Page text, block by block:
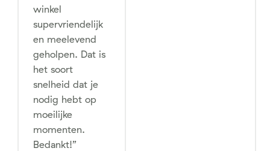
winkel
supervriendelijk
en meelevend
geholpen. Dat is
het soort
snelheid dat je
nodig hebt op
moeilijke
momenten.
Bedankt!”